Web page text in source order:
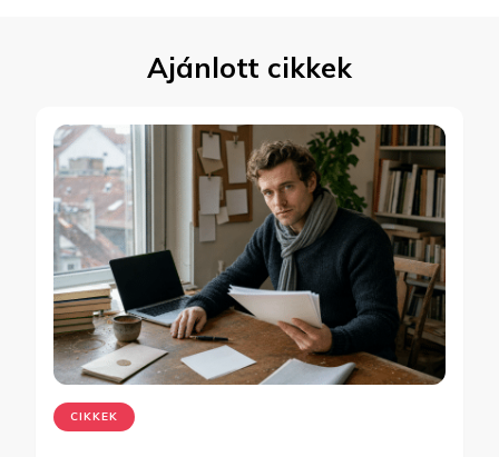
Ajánlott cikkek
CIKKEK